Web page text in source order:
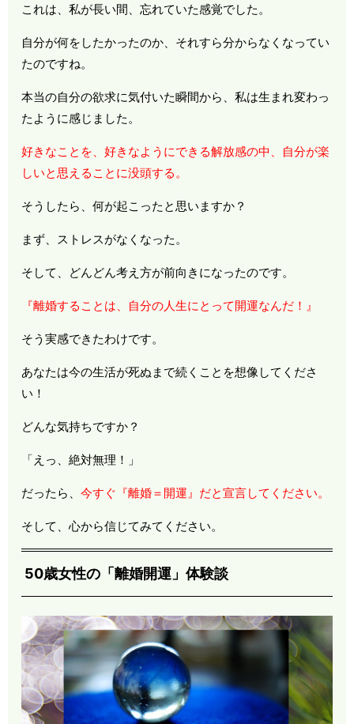
これは、私が長い間、忘れていた感覚でした。
自分が何をしたかったのか、それすら分からなくなってい
たのですね。
本当の自分の欲求に気付いた瞬間から、私は生まれ変わっ
たように感じました。
好きなことを、好きなようにできる解放感の中、自分が楽
しいと思えることに没頭する。
そうしたら、何が起こったと思いますか？
まず、ストレスがなくなった。
そして、どんどん考え方が前向きになったのです。
『離婚することは、自分の人生にとって開運なんだ！』
そう実感できたわけです。
あなたは今の生活が死ぬまで続くことを想像してくださ
い！
どんな気持ちですか？
「えっ、絶対無理！」
だったら、今すぐ『離婚＝開運』だと宣言してください。
そして、心から信じてみてください。
50歳女性の「離婚開運」体験談